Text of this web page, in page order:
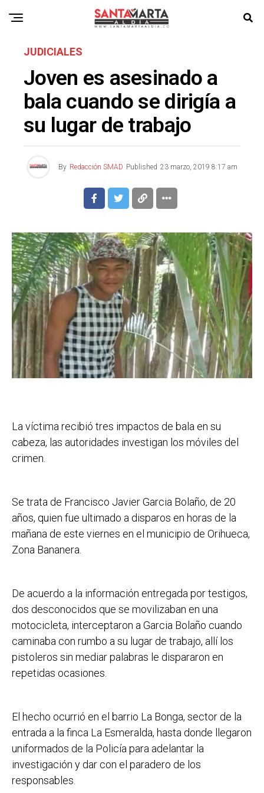
JUDICIALES
Joven es asesinado a
bala cuando se dirigía a
su lugar de trabajo
By Redacción SMAD Published 23 marzo, 2019 8:17 am
La víctima recibió tres impactos de bala en su
cabeza, las autoridades investigan los móviles del
crimen.
Se trata de Francisco Javier Garcia Bolaño, de 20
años, quien fue ultimado a disparos en horas de la
mañana de este viernes en el municipio de Orihueca,
Zona Bananera.
De acuerdo a la información entregada por testigos,
dos desconocidos que se movilizaban en una
motocicleta, interceptaron a Garcia Bolaño cuando
caminaba con rumbo a su lugar de trabajo, allí los
pistoleros sin mediar palabras le dispararon en
repetidas ocasiones.
El hecho ocurrió en el barrio La Bonga, sector de la
entrada a la finca La Esmeralda, hasta donde llegaron
uniformados de la Policía para adelantar la
investigación y dar con el paradero de los
responsables.